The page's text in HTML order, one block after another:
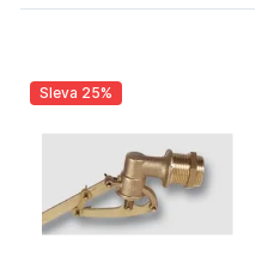
Sleva 25%